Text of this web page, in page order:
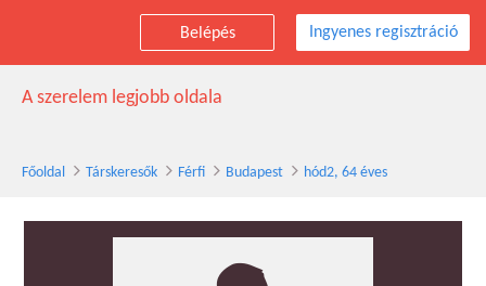
Belépés Ingyenes regisztráció
hód2 társkereső férfi, 64 éves, Budapest
A szerelem legjobb oldala
Főoldal Társkeresők Férfi Budapest hód2, 64 éves